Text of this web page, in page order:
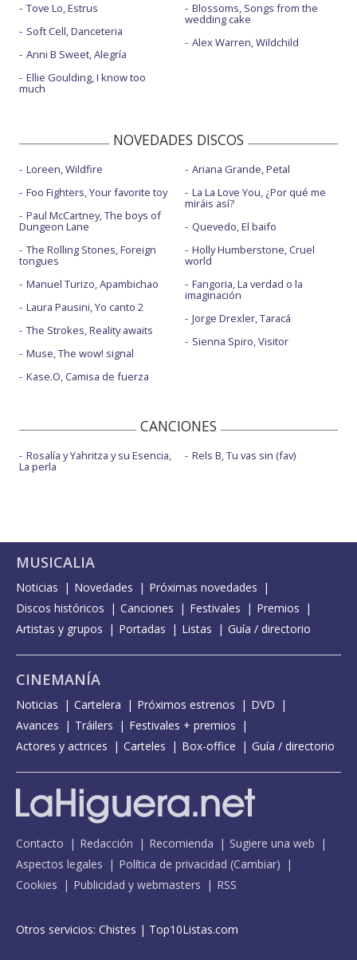
Tove Lo, Estrus
Soft Cell, Danceteria
Anni B Sweet, Alegría
Ellie Goulding, I know too
much
Blossoms, Songs from the
wedding cake
Alex Warren, Wildchild
NOVEDADES DISCOS
Loreen, Wildfire
Foo Fighters, Your favorite toy
Paul McCartney, The boys of
Dungeon Lane
The Rolling Stones, Foreign
tongues
Manuel Turizo, Apambichao
Laura Pausini, Yo canto 2
The Strokes, Reality awaits
Muse, The wow! signal
Kase.O, Camisa de fuerza
Ariana Grande, Petal
La La Love You, ¿Por qué me
miráis así?
Quevedo, El baifo
Holly Humberstone, Cruel
world
Fangoria, La verdad o la
imaginación
Jorge Drexler, Taracá
Sienna Spiro, Visitor
CANCIONES
Rosalía y Yahritza y su Esencia,
La perla
Rels B, Tu vas sin (fav)
MUSICALIA
Noticias Novedades
Próximas novedades
Discos históricos
Canciones Festivales
Premios
Artistas y grupos
Portadas Listas Guía / directorio
CINEMANÍA
Noticias Cartelera Próximos estrenos
DVD
Avances
Tráilers
Festivales + premios
Actores y actrices
Carteles Box-office Guía / directorio
Contacto Redacción Recomienda
Sugiere una web
Aspectos legales
Política de privacidad (Cambiar)
Cookies
Publicidad y webmasters RSS
Otros servicios: Chistes | Top10Listas.com